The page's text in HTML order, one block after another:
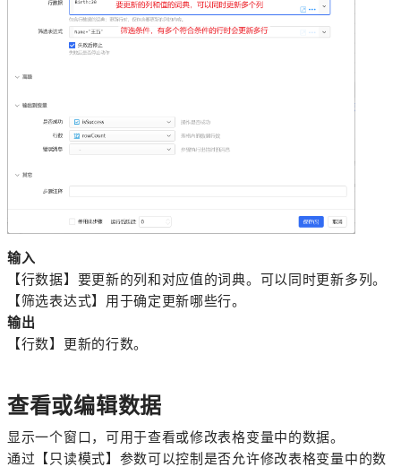
输入
【行数据】要更新的列和对应值的词典。可以同时更新多列。
【筛选表达式】用于确定更新哪些行。
输出
【行数】更新的行数。
查看或编辑数据
显示一个窗口，可用于查看或修改表格变量中的数据。
通过【只读模式】参数可以控制是否允许修改表格变量中的数